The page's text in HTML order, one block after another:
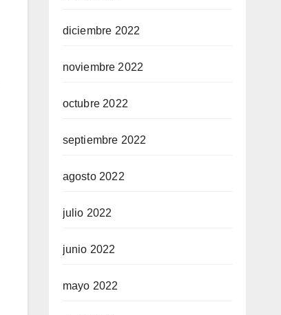
diciembre 2022
noviembre 2022
octubre 2022
septiembre 2022
agosto 2022
julio 2022
junio 2022
mayo 2022